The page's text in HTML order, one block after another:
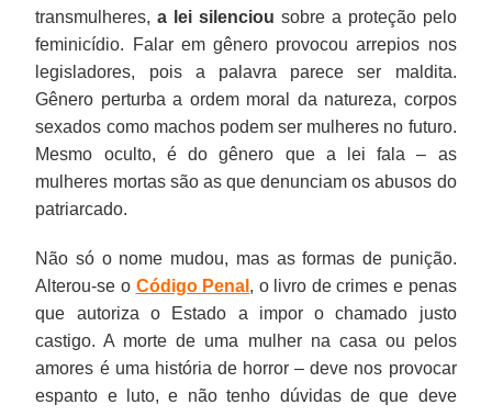
transmulheres,a lei silenciou sobre a proteção pelo
feminicídio. Falar em gênero provocou arrepios nos
legisladores, pois a palavra parece ser maldita.
Gênero perturba a ordem moral da natureza, corpos
sexados como machos podem ser mulheres no futuro.
Mesmo oculto, é do gênero que a lei fala – as
mulheres mortas são as que denunciam os abusos do
patriarcado.
Não só o nome mudou, mas as formas de punição.
Alterou-se o Código Penal , o livro de crimes e penas
que autoriza o Estado a impor o chamado justo
castigo. A morte de uma mulher na casa ou pelos
amores é uma história de horror – deve nos provocar
espanto e luto, e não tenho dúvidas de que deve